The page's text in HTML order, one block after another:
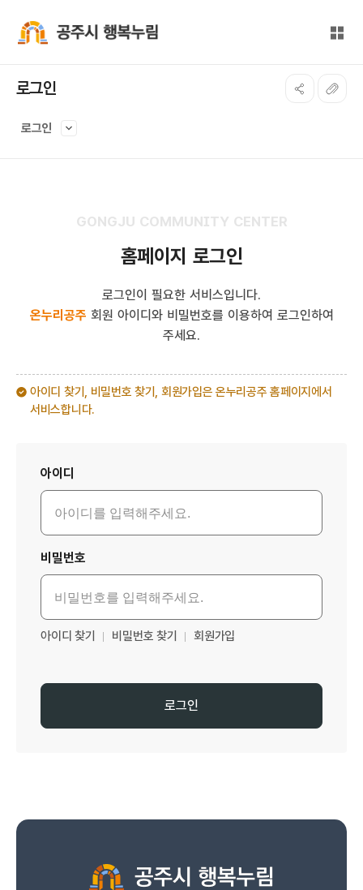
전체
로그인
로그인
GONGJU COMMUNITY CENTER
홈페이지 로그인
로그인이 필요한 서비스입니다.
온누리공주 회원 아이디와 비밀번호를 이용하여 로그인하여
주세요.
아이디 찾기, 비밀번호 찾기, 회원가입은 온누리공주 홈페이지에서
서비스합니다.
아이디
비밀번호
아이디 찾기 비밀번호 찾기 회원가입
로그인